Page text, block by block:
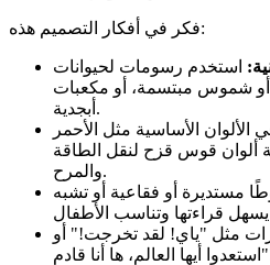
فكر في أفكار التصميم هذه:
استخدم رسومات لحيوانات
أو شموس مبتسمة، أو مكعبات
أبجدية.
الألوان الأساسية مثل الأحمر
ألوان قوس قزح لنقل الطاقة
والمرح.
مستديرة أو فقاعية أو تشبه
مثل "ياي! لقد تخرجت!" أو